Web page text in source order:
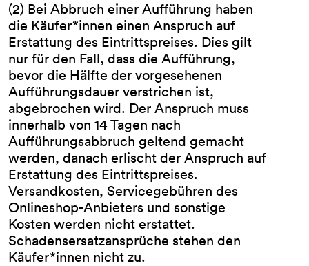
(2) Bei Abbruch einer Aufführung haben
die Käufer*innen einen Anspruch auf
Erstattung des Eintrittspreises. Dies gilt
nur für den Fall, dass die Aufführung,
bevor die Hälfte der vorgesehenen
Aufführungsdauer verstrichen ist,
abgebrochen wird. Der Anspruch muss
innerhalb von 14 Tagen nach
Aufführungsabbruch geltend gemacht
werden, danach erlischt der Anspruch auf
Erstattung des Eintrittspreises.
Versandkosten, Servicegebühren des
Onlineshop-Anbieters und sonstige
Kosten werden nicht erstattet.
Schadensersatzansprüche stehen den
Käufer*innen nicht zu.